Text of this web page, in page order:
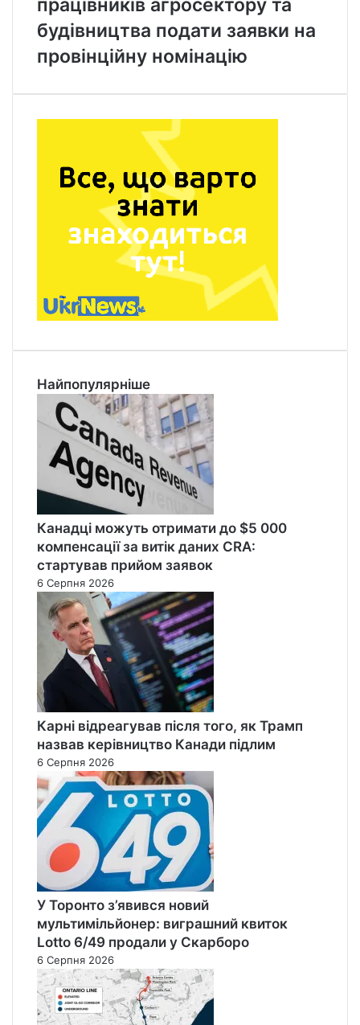
працівників агросектору та
будівництва подати заявки на
провінційну номінацію
Найпопулярніше
Канадці можуть отримати до $5 000
компенсації за витік даних CRA:
стартував прийом заявок
6 Серпня 2026
Карні відреагував після того, як Трамп
назвав керівництво Канади підлим
6 Серпня 2026
У Торонто з’явився новий
мультимільйонер: виграшний квиток
Lotto 6/49 продали у Скарборо
6 Серпня 2026